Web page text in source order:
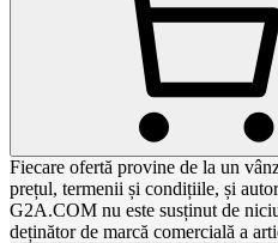
Fiecare ofertă provine de la un
prețul, termenii și condițiile, și
G2A.COM nu este susținut de
deținător de marcă comercială a